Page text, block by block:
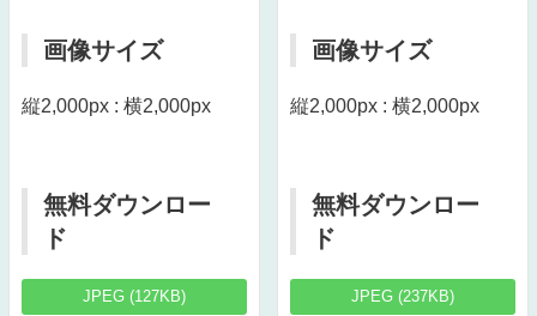
画像サイズ
縦2,000px : 横2,000px
無料ダウンロー
ド
JPEG (127KB)
画像サイズ
縦2,000px : 横2,000px
無料ダウンロー
ド
JPEG (237KB)